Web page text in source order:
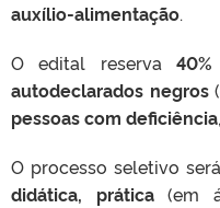
auxílio-alimentação.
O edital reserva
autodeclarados negros
pessoas com deficiência
O processo seletivo
didática, prática(em